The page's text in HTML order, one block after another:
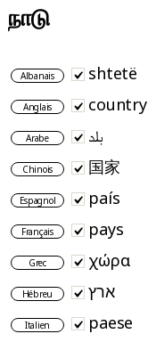
நாடு
Albanais shtetë
Anglais country
Arabe بلد
Chinois 国家
Espagnol país
Français pays
Grec χώρα
Hébreu ארץ
Italien paese